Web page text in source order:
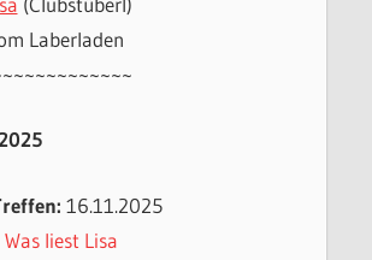
Laberladen
16.11.2025
Was liest Lisa